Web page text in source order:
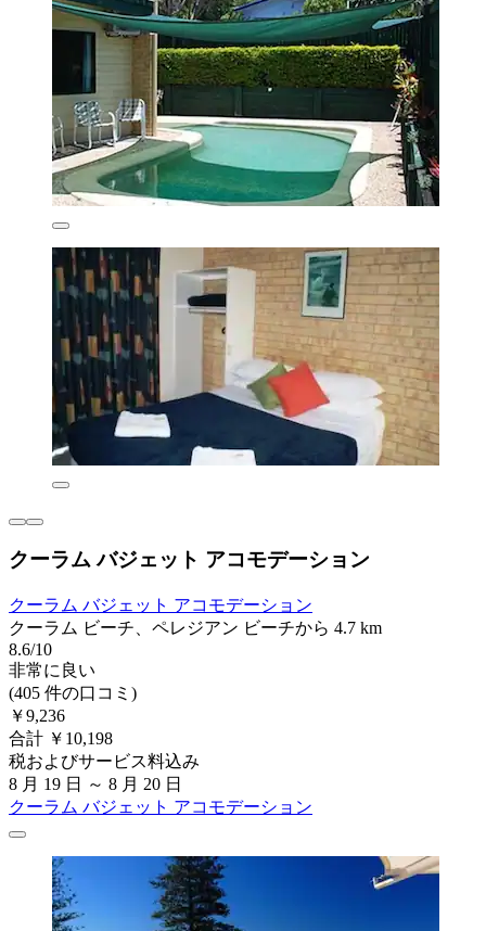
クーラム バジェット アコモデーション
クーラム バジェット アコモデーション
クーラム ビーチ、ペレジアン ビーチから 4.7 km
8.6/10
非常に良い
(405 件の口コミ)
￥9,236
合計 ￥10,198
税およびサービス料込み
8 月 19 日 ～ 8 月 20 日
クーラム バジェット アコモデーション